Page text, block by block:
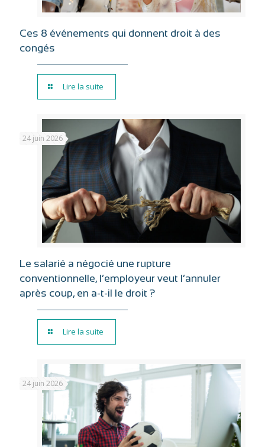
Ces 8 événements qui donnent droit à des
congés
Lire la suite
24 juin 2026
Le salarié a négocié une rupture
conventionnelle, l’employeur veut l’annuler
après coup, en a-t-il le droit ?
Lire la suite
24 juin 2026